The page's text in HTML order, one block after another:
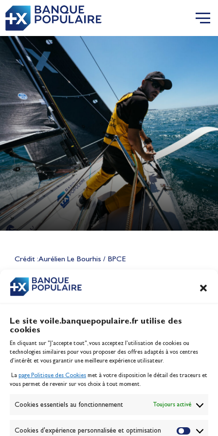
Le site voile.banquepopulaire.fr utilise des
cookies
En cliquant sur "J'accepte tout", vous acceptez l’utilisation de cookies ou
technologies similaires pour vous proposer des offres adaptés à vos centres
d’intérêt et vous garantir une meilleure expérience utilisateur.
La page Politique des Cookies met à votre disposition le détail des traceurs et
vous permet de revenir sur vos choix à tout moment.
Cookies essentiels au fonctionnement Toujours activé
Cookies d'expérience personnalisée et optimisation
Crédit : Aurélien Le Bourhis / BPCE
CONTENU
Lauriane Nolot en or à Long
Jeux Olympiques 2028
Inscription serveur média
Contact
Politique des cookies
Banque de la voile
Passion Voile TV